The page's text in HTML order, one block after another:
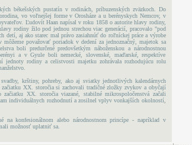
békešských pustatín v rodinách, príbuzenských zväzkoch. Do
vo voľnejšej forme v Orosháze a u berényskych Nemcov, v
Ľudovít Haan napísal v roku 1858 o autorite hlavy rodiny,
rodiny žilo pod jednou strechou viac generácií, pracovalo "pod
detí, aj ako starec mal právo zasiahnúť do roľníckej práce a výrobe
považovať poriadok v dedení za jednoznačný, majetok sa
boli predurčené predovšetkým náboženskou a národnostnou
a v Gyule boli nemecké, slovenské, maďarské, respektíve
jednoty rodiny a celistvosti majetku zohrávala rozhodujúcu rolu
krštiny, pohreby, ako aj sviatky jednotlivých kalendárnych
XX. storočia si zachovali tradičné zložky zvykov a obyčají
XX. storočia viazané, stabilné mikrospoločenstvá začali
individuálnych rozhodnutí a zosilnel vplyv vonkajších okolností,
na konfesionálnom alebo národnostnom princípe - napríklad v
možnosť uplatniť sa.